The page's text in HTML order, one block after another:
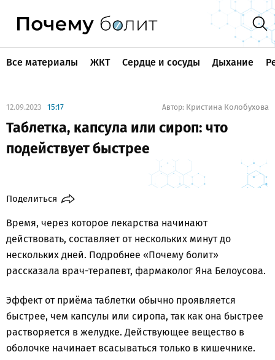
Все материалы ЖКТ Сердце и сосуды Дыхание
12.09.2023 15:17 Автор: Кристина Колобухова
Таблетка, капсула или сироп: что
подействует быстрее
Поделиться
Время, через которое лекарства начинают
действовать, составляет от нескольких минут до
нескольких дней. Подробнее «Почему болит»
рассказала врач-терапевт, фармаколог Яна Белоусова.
Эффект от приёма таблетки обычно проявляется
быстрее, чем капсулы или сиропа, так как она быстрее
растворяется в желудке. Действующее вещество в
оболочке начинает всасываться только в кишечнике.